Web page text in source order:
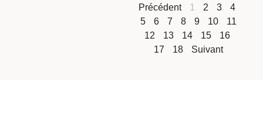
Précédent 1 2 3
4
5
6 7 8 9 10
11
12
13 14 15
16
17
18 Suivant